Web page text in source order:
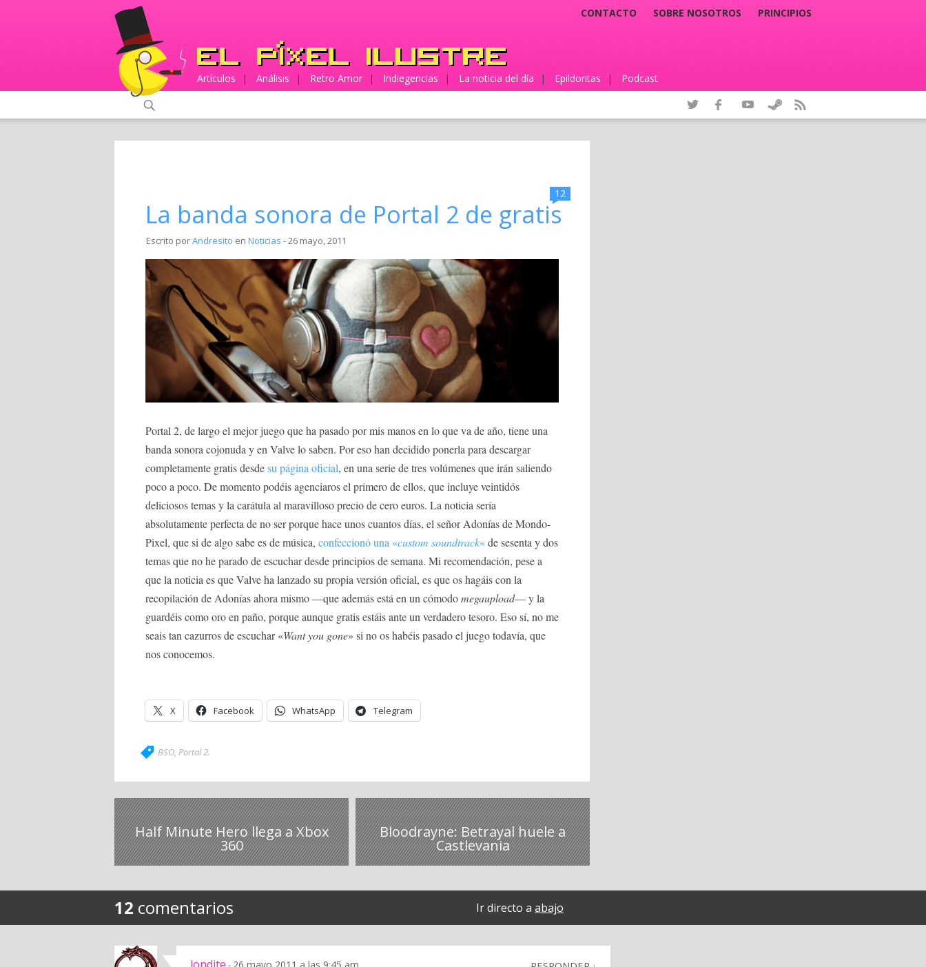
CONTACTO SOBRE NOSOTROS PRINCIPIOS
Artículos | Análisis | Retro Amor | Indiegencias | La noticia del día | Epildoritas | Podcast
12
La banda sonora de Portal 2 de gratis
Escrito porAndresito en Noticias - 26 mayo, 2011
Portal 2, de largo el mejor juego que ha pasado por mis manos en lo que va de año, tiene una
banda sonora cojonuda y en Valve lo saben. Por eso han decidido ponerla para descargar
completamente gratis desdesu página oficial, en una serie de tres volúmenes que irán saliendo
poco a poco. De momento podéis agenciaros el primero de ellos, que incluye veintidós
deliciosos temas y la carátula al maravilloso precio de cero euros. La noticia sería
absolutamente perfecta de no ser porque hace unos cuantos días, el señor Adonías de Mondo-
Pixel, que si de algo sabe es de música, confeccionó una «custom soundtrack«de sesenta y dos
temas que no he parado de escuchar desde principios de semana. Mi recomendación, pese a
que la noticia es que Valve ha lanzado su propia versión oficial, es que os hagáis con la
recopilación de Adonías ahora mismo —que además está en un cómodomegaupload— y la
guardéis como oro en paño, porque aunque gratis estáis ante un verdadero tesoro. Eso sí, no me
seais tan cazurros de escuchar «Want you gone» si no os habéis pasado el juego todavía, que
nos conocemos.
X Facebook WhatsApp Telegram
BSO, Portal 2.
Half Minute Hero llega a Xbox
360
Bloodrayne: Betrayal huele a
Castlevania
12 comentarios Ir directo a abajo
26 mayo 2011 a las 9:45 am